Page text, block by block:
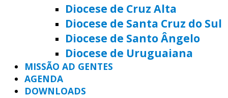
Diocese de Cruz Alta
Diocese de Santa Cruz do Sul
Diocese de Santo Ângelo
Diocese de Uruguaiana
MISSÃO AD GENTES
AGENDA
DOWNLOADS